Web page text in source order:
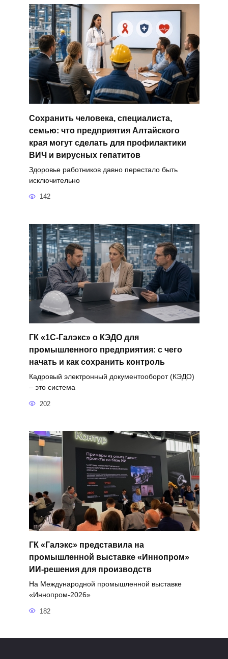
Сохранить человека, специалиста,
семью: что предприятия Алтайского
края могут сделать для профилактики
ВИЧ и вирусных гепатитов
Здоровье работников давно перестало быть
исключительно
142
ГК «1С-Галэкс» о КЭДО для
промышленного предприятия: с чего
начать и как сохранить контроль
Кадровый электронный документооборот (КЭДО)
– это система
202
ГК «Галэкс» представила на
промышленной выставке «Иннопром»
ИИ-решения для производств
На Международной промышленной выставке
«Иннопром-2026»
182